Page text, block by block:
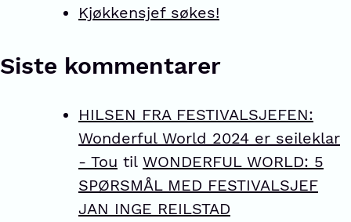
Kjøkkensjef søkes!
Siste kommentarer
HILSEN FRA FESTIVALSJEFEN:
Wonderful World 2024 er seileklar
- Tou til WONDERFUL WORLD: 5
SPØRSMÅL MED FESTIVALSJEF
JAN INGE REILSTAD